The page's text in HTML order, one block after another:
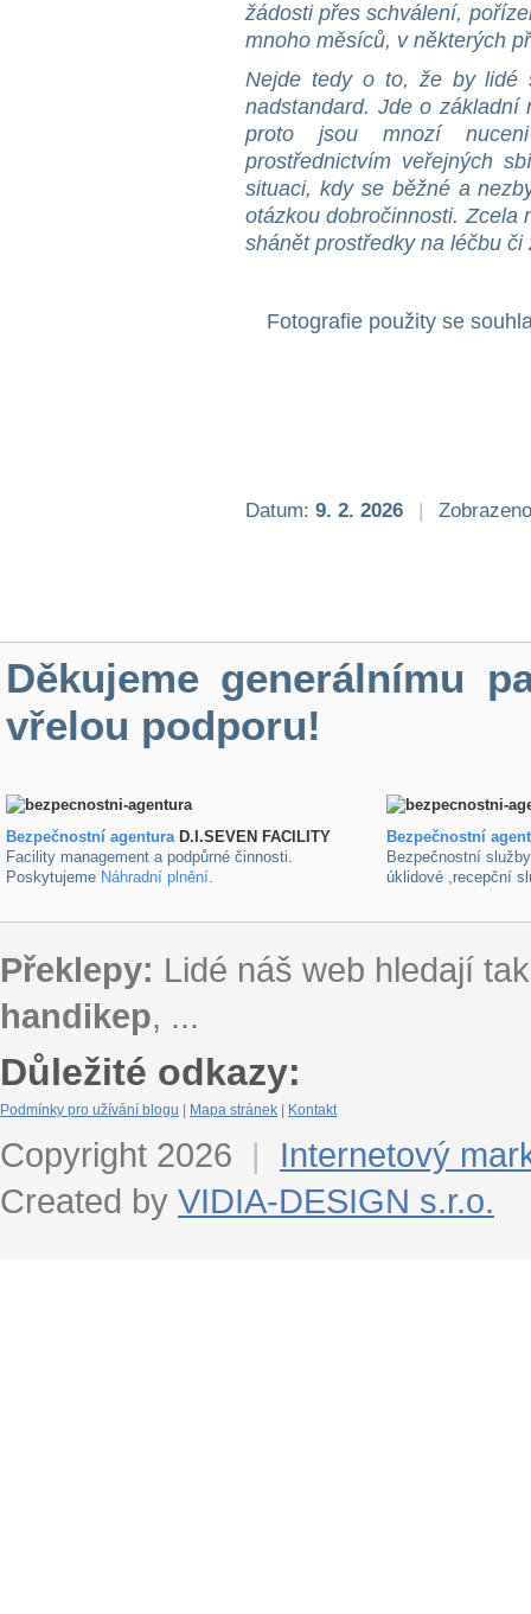
žádosti přes schválení,
mnoho měsíců, v některých
Nejde tedy o to, že by lidé
nadstandard. Jde o základní
proto jsou mnozí
prostřednictvím veřejných
situaci, kdy se běžné a
otázkou dobročinnosti. Zcela
shánět prostředky na léčbu
Fotografie použity se
Datum: 9. 2. 2026 |
Děkujeme generálnímu
vřelou podporu!
Bezpečnostní agenturaD.I.SEVEN FACILITY
Facility management a podpůrné činnosti.
Poskytujeme Náhradní plnění.
Bezpečnostní
Bezpečnostní
úklidové ,recepční
Překlepy: Lidé náš web hledají
handikep, ...
Důležité odkazy:
Podmínky pro užívání blogu Mapa stránek Kontakt
Copyright 2026 |
Internetový
Created by VIDIA-DESIGN s.r.o.